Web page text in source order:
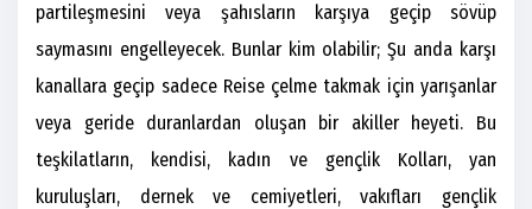
partileşmesini veya şahısların karşıya geçip sövüp
saymasını engelleyecek. Bunlar kim olabilir; Şu anda karşı
kanallara geçip sadece Reise çelme takmak için yarışanlar
veya geride duranlardan oluşan bir akiller heyeti. Bu
teşkilatların, kendisi, kadın ve gençlik Kolları, yan
kuruluşları, dernek ve cemiyetleri, vakıfları gençlik